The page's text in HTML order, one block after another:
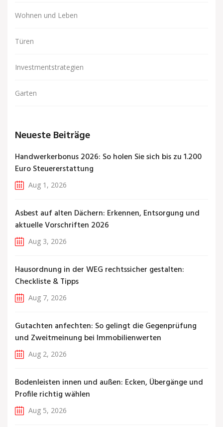
Wohnen und Leben
Türen
Investmentstrategien
Garten
Neueste Beiträge
Handwerkerbonus 2026: So holen Sie sich bis zu 1.200
Euro Steuererstattung
Aug 1, 2026
Asbest auf alten Dächern: Erkennen, Entsorgung und
aktuelle Vorschriften 2026
Aug 3, 2026
Hausordnung in der WEG rechtssicher gestalten:
Checkliste & Tipps
Aug 7, 2026
Gutachten anfechten: So gelingt die Gegenprüfung
und Zweitmeinung bei Immobilienwerten
Aug 2, 2026
Bodenleisten innen und außen: Ecken, Übergänge und
Profile richtig wählen
Aug 5, 2026